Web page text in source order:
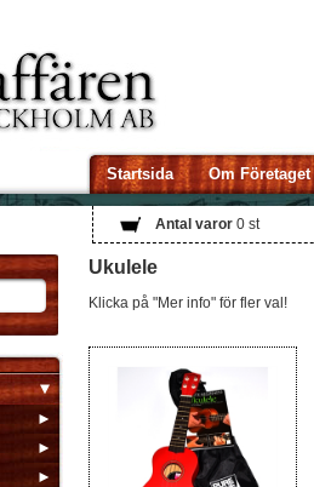
Startsida Om Företaget
Antal varor 0 st
Ukulele
Klicka på "Mer info" för fler val!